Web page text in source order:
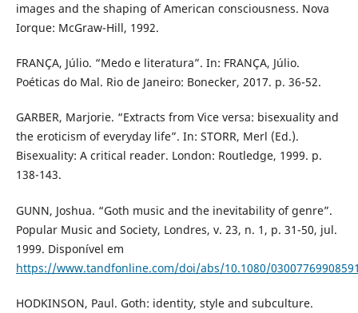
images and the shaping of American consciousness. Nova
Iorque: McGraw-Hill, 1992.
FRANÇA, Júlio. “Medo e literatura”. In: FRANÇA, Júlio.
Poéticas do Mal. Rio de Janeiro: Bonecker, 2017. p. 36-52.
GARBER, Marjorie. “Extracts from Vice versa: bisexuality and
the eroticism of everyday life”. In: STORR, Merl (Ed.).
Bisexuality: A critical reader. London: Routledge, 1999. p.
138-143.
GUNN, Joshua. “Goth music and the inevitability of genre”.
Popular Music and Society, Londres, v. 23, n. 1, p. 31-50, jul.
1999. Disponível em
https://www.tandfonline.com/doi/abs/10.1080/
HODKINSON, Paul. Goth: identity, style and subculture.